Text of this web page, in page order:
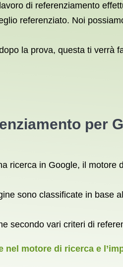
di referenziamento
referenziato. Noi
la prova, questa ti
per
ricerca in Google, il
sono classificate in base
secondo vari criteri di
nel motore di ricerca e